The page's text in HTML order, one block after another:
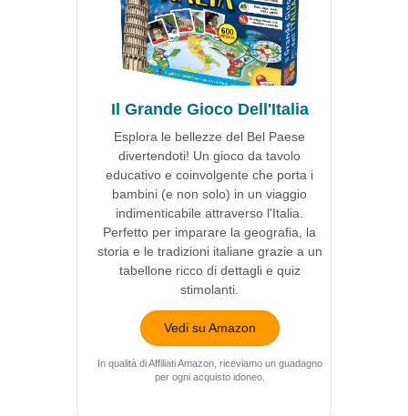
Il Grande Gioco Dell'Italia
Esplora le bellezze del Bel Paese
divertendoti! Un gioco da tavolo
educativo e coinvolgente che porta i
bambini (e non solo) in un viaggio
indimenticabile attraverso l'Italia.
Perfetto per imparare la geografia, la
storia e le tradizioni italiane grazie a un
tabellone ricco di dettagli e quiz
stimolanti.
Vedi su Amazon
In qualità di Affiliati Amazon, riceviamo un guadagno
per ogni acquisto idoneo.